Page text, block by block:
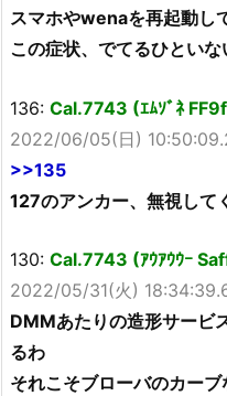
スマホやwenaを再起動し
この症状、でてるひといな
136: Cal.7743 (ｴﾑｿﾞﾈ
2022/06/05(日)
>>135
127のアンカー、無視して
130: Cal.7743 (ｱｳｱｳｳｰ
2022/05/31(火)
DMMあたりの造形サービ
るわ
それこそブローバのカーブ